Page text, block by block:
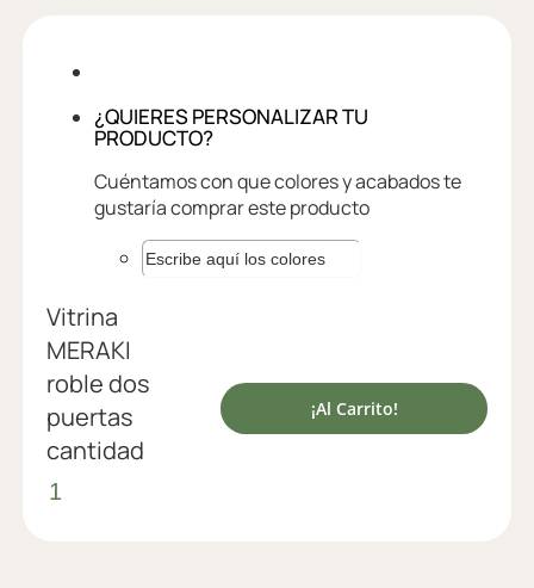
¿QUIERES PERSONALIZAR TU
PRODUCTO?
Cuéntamos con que colores y acabados te
gustaría comprar este producto
Vitrina
MERAKI
roble dos
puertas
cantidad
¡Al Carrito!